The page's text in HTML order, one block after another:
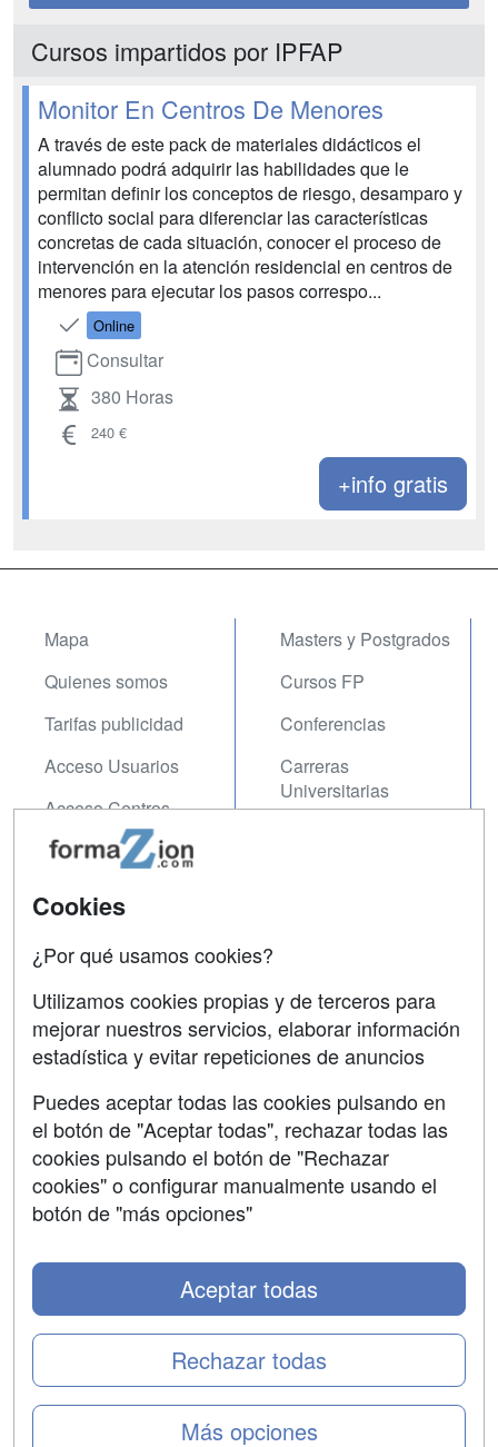
Cursos impartidos por IPFAP
Monitor En Centros De Menores
A través de este pack de materiales didácticos el
alumnado podrá adquirir las habilidades que le
permitan definir los conceptos de riesgo, desamparo y
conflicto social para diferenciar las características
concretas de cada situación, conocer el proceso de
intervención en la atención residencial en centros de
menores para ejecutar los pasos correspo...
Online
Consultar
380 Horas
240 €
+info gratis
Mapa
Quienes somos
Tarifas publicidad
Acceso Usuarios
Acceso Centros
Masters y Postgrados
Cursos FP
Conferencias
Carreras
Universitarias
Contactar
Copyleft
Grupo formazion:
Copyright 2000-2026 Formazion Web, S.L. - Calle
Fermín Caballero, 62 - 28034 Madrid Tel: 91 533 70 78
Cookies
¿Por qué usamos cookies?
Utilizamos cookies propias y de terceros para
mejorar nuestros servicios, elaborar información
estadística y evitar repeticiones de anuncios
Puedes aceptar todas las cookies pulsando en
el botón de "Aceptar todas", rechazar todas las
cookies pulsando el botón de "Rechazar
cookies" o configurar manualmente usando el
botón de "más opciones"
Más opciones
Rechazar todas
Aceptar todas